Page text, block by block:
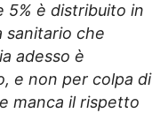
5% è distribuito in
sanitario che
adesso è
e non per colpa di
manca il rispetto